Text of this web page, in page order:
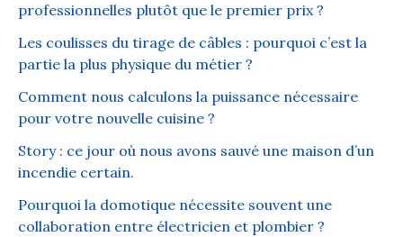
professionnelles plutôt que le premier prix ?
Les coulisses du tirage de câbles : pourquoi c’est la
partie la plus physique du métier ?
Comment nous calculons la puissance nécessaire
pour votre nouvelle cuisine ?
Story : ce jour où nous avons sauvé une maison d’un
incendie certain.
Pourquoi la domotique nécessite souvent une
collaboration entre électricien et plombier ?